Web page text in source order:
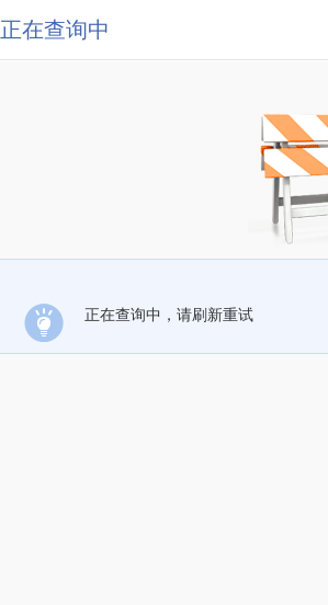
正在查询中
正在查询中，请刷新重试